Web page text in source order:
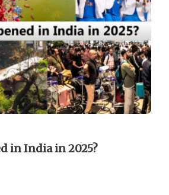
in India in 2025?